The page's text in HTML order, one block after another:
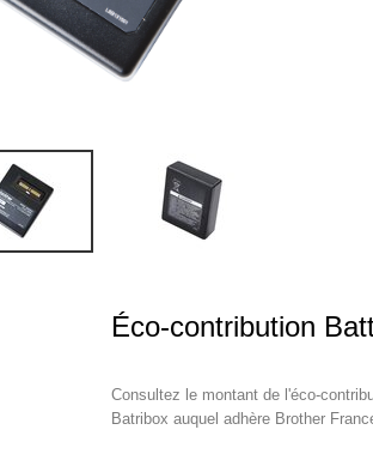
Éco-contribution
Consultez le montant de l'éco-
Batribox auquel adhère Brother